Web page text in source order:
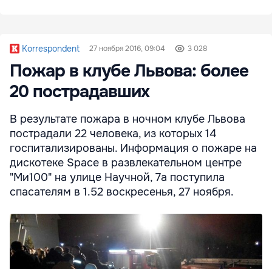
Korrespondent 27 ноября 2016, 09:04 3 028
Пожар в клубе Львова: более
20 пострадавших
В результате пожара в ночном клубе Львова
пострадали 22 человека, из которых 14
госпитализированы. Информация о пожаре на
дискотеке Space в развлекательном центре
"Ми100" на улице Научной, 7а поступила
спасателям в 1.52 воскресенья, 27 ноября.